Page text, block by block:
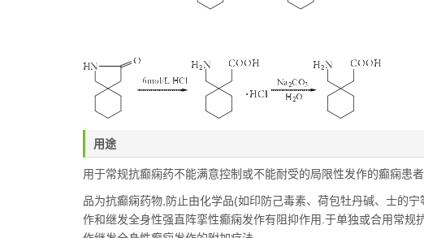
用途
用于常规抗癫痫药不能满意控制或不能耐受的局限性发作的癫痫患
品为抗癫痫药物,防止由化学品(如印防己毒素、荷包牡丹碱、士的宁
作和继发全身性强直阵挛性癫痫发作有阻抑作用.于单独或合用常